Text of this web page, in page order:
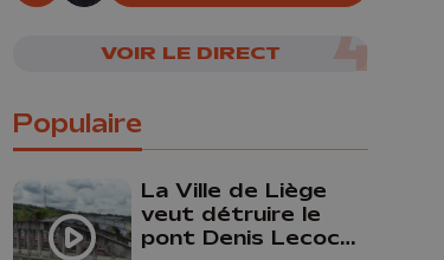
VOIR LE DIRECT
Populaire
La Ville de Liège
veut détruire le
pont Denis Lecocq